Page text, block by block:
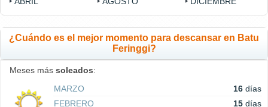
¿Cuándo es el mejor momento para descansar en Batu
Feringgi?
Meses más soleados:
MARZO
16 días
FEBRERO
15 días